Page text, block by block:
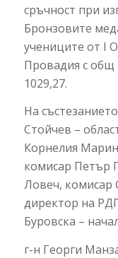
сръчност при
Бронзовите
учениците от I
Провадия с общ
1029,27.
На
Стойчев –
Корнелия
комисар Петър
Ловеч, комисар
директор на
Буровска –
г-н Георги